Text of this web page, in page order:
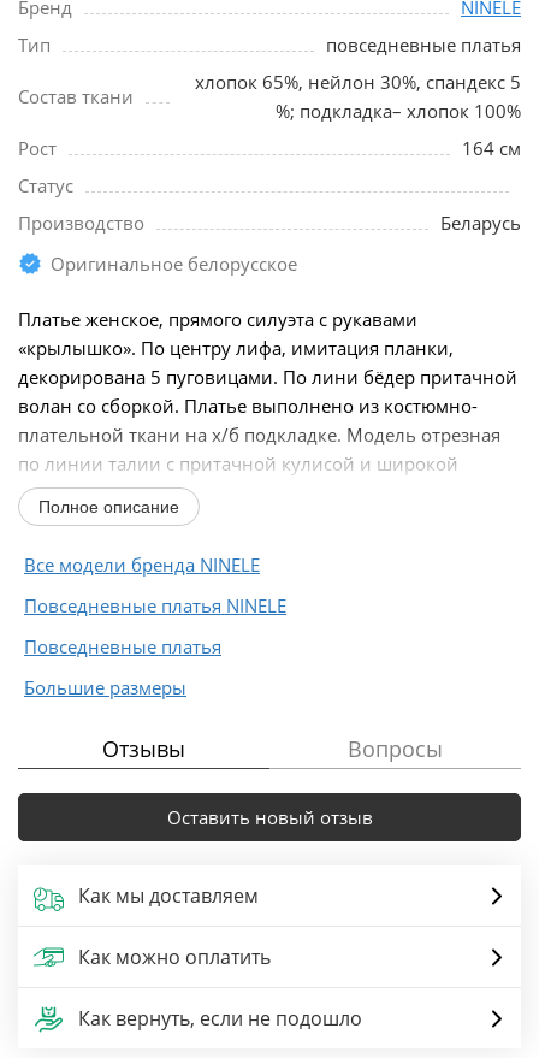
Бренд
NINELE
Тип
повседневные платья
Состав ткани
хлопок 65%, нейлон 30%, спандекс 5
%; подкладка– хлопок 100%
Рост
164 см
Статус
Производство
Беларусь
Оригинальное белорусское
Платье женское, прямого силуэта с рукавами
«крылышко». По центру лифа, имитация планки,
декорирована 5 пуговицами. По лини бёдер притачной
волан со сборкой. Платье выполнено из костюмно-
плательной ткани на х/б подкладке. Модель отрезная
по линии талии с притачной кулисой и широкой
эластичной...
Полное описание
Все модели бренда NINELE
Повседневные платья NINELE
Повседневные платья
Большие размеры
Отзывы Вопросы
Оставить новый отзыв
Как мы доставляем
Как можно оплатить
Как вернуть, если не подошло